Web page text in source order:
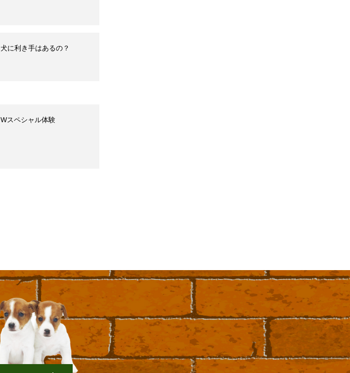
犬に利き手はあるの？
Wスペシャル体験